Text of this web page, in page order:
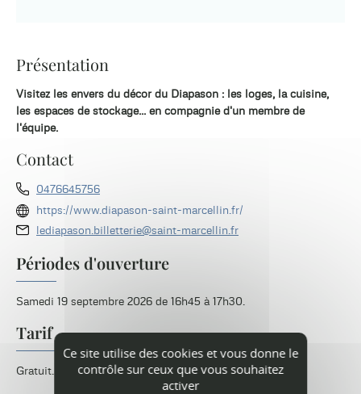
Présentation
Visitez les envers du décor du Diapason : les loges, la cuisine,
les espaces de stockage... en compagnie d'un membre de
l'équipe.
Contact
0476645756
https://www.diapason-saint-marcellin.fr/
lediapason.billetterie@saint-marcellin.fr
Périodes d'ouverture
Samedi 19 septembre 2026 de 16h45 à 17h30.
Tarif
Gratuit.
Ce site utilise des cookies et vous donne le
contrôle sur ceux que vous souhaitez
activer